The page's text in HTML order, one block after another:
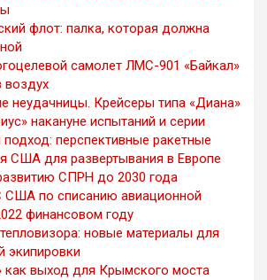
флот: палка, которая должна
самолет ЛМС-901 «Байкал»
воздух
неудачницы. Крейсеры типа «Диана»
накануне испытаний и серии
перспективные ракетные
США для развертывания в Европе
СПРН до 2030 года
по списанию авиационной
финансовом году
новые материалы для
экипировки
как выход для Крымского моста